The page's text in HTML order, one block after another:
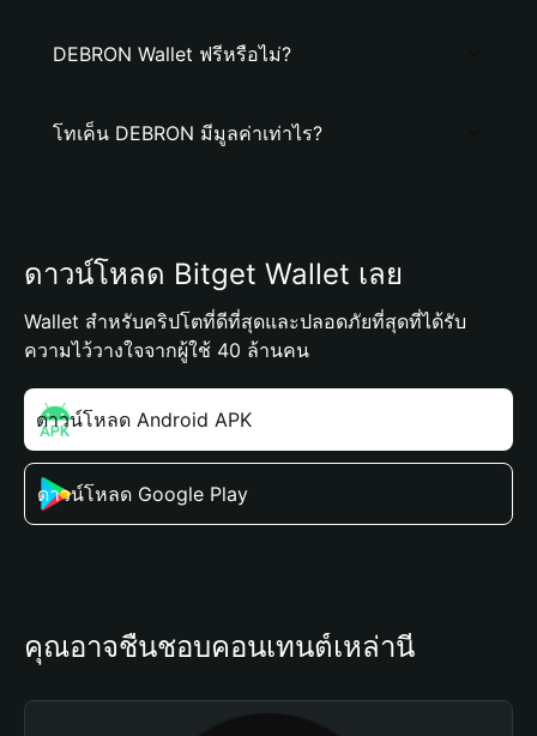
DEBRON Wallet ฟรีหรือไม่?
โทเค็น DEBRON มีมูลค่าเท่าไร?
ดาวน์โหลด Bitget Wallet เลย
Wallet สำหรับคริปโตที่ดีที่สุดและปลอดภัยที่สุดที่ได้รับ
ความไว้วางใจจากผู้ใช้ 40 ล้านคน
ดาวน์โหลด Android APK
ดาวน์โหลด Google Play
คุณอาจชื่นชอบคอนเทนต์เหล่านี้